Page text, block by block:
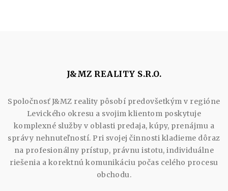
J&MZ REALITY S.R.O.
Spoločnosť J&MZ reality pôsobí predovšetkým v regióne
Levického okresu a svojim klientom poskytuje
komplexné služby v oblasti predaja, kúpy, prenájmu a
správy nehnuteľností. Pri svojej činnosti kladieme dôraz
na profesionálny prístup, právnu istotu, individuálne
riešenia a korektnú komunikáciu počas celého procesu
obchodu.